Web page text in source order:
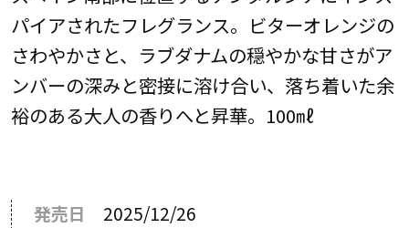
パイアされたフレグランス。ビターオレンジの
さわやかさと、ラブダナムの穏やかな甘さがア
ンバーの深みと密接に溶け合い、落ち着いた余
裕のある大人の香りへと昇華。100㎖
発売日
2025/12/26